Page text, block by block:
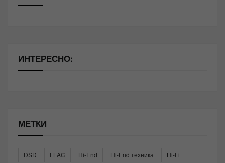
ИНТЕРЕСНО:
МЕТКИ
DSD FLAC Hi-End Hi-End техника
Hi-Fi